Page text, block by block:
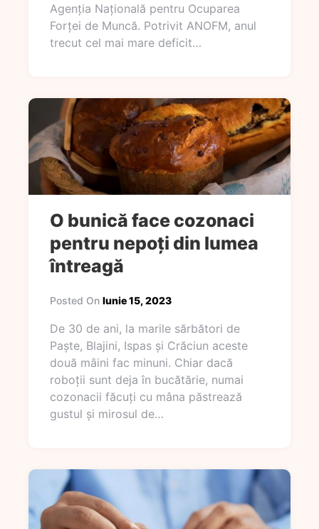
Agenția Națională pentru Ocuparea
Forței de Muncă. Potrivit ANOFM, anul
trecut cel mai mare deficit…
O bunică face cozonaci
pentru nepoți din lumea
întreagă
Posted On Iunie 15, 2023
De 30 de ani, la marile sărbători de
Paște, Blajini, Ispas și Crăciun aceste
două mâini fac minuni. Chiar dacă
roboții sunt deja în bucătărie, numai
cozonacii făcuți cu mâna păstrează
gustul și mirosul de…